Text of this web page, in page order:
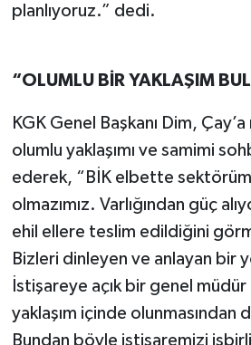
planlıyoruz.” dedi.
“OLUMLU BİR YAKLAŞIM
KGK Genel Başkanı Dim,
olumlu yaklaşımı ve samimi
ederek, “BİK elbette
olmazımız. Varlığından güç
ehil ellere teslim edildiğini
Bizleri dinleyen ve anlayan bir
İstişareye açık bir genel
yaklaşım içinde olunmasından
Bundan böyle istişaremizi